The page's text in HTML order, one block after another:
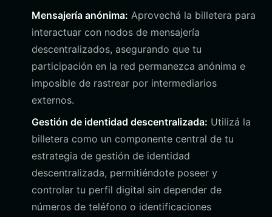
Mensajería anónima: Aprovechá la billetera para
interactuar con nodos de mensajería
descentralizados, asegurando que tu
participación en la red permanezca anónima e
imposible de rastrear por intermediarios
externos.
Gestión de identidad descentralizada: Utilizá la
billetera como un componente central de tu
estrategia de gestión de identidad
descentralizada, permitiéndote poseer y
controlar tu perfil digital sin depender de
números de teléfono o identificaciones